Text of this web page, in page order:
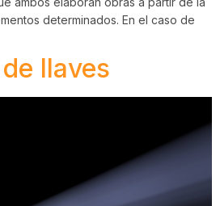
determinados. En el caso de
llaves